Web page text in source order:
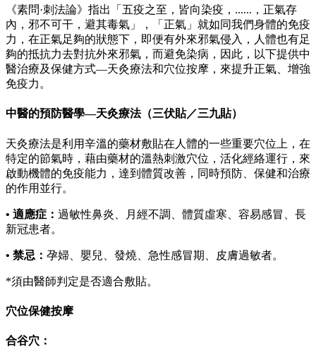
《素問·刺法論》指出「五疫之至，皆向染疫，......，正氣存
內，邪不可干，避其毒氣」，「正氣」就如同我們身體的免疫
力，在正氣足夠的狀態下，即便有外來邪氣侵入，人體也有足
夠的抵抗力去對抗外來邪氣，而避免染病，因此，以下提供中
醫治療及保健方式—天灸療法和穴位按摩，來提升正氣、增強
免疫力。
中醫的預防醫學—天灸療法（三伏貼／三九貼）
天灸療法是利用辛溫的藥材敷貼在人體的一些重要穴位上，在
特定的節氣時，藉由藥材的溫熱刺激穴位，活化經絡運行，來
啟動機體的免疫能力，達到體質改善，同時預防、保健和治療
的作用並行。
• 適應症： 過敏性鼻炎、月經不調、體質虛寒、容易感冒、長
新冠患者。
• 禁忌： 孕婦、嬰兒、發燒、急性感冒期、皮膚過敏者。
*須由醫師判定是否適合敷貼。
穴位保健按摩
合谷穴：